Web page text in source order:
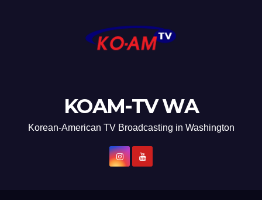
KOAM-TV WA
Korean-American TV Broadcasting in Washington